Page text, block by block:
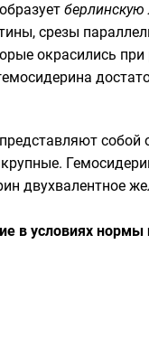
берлинскую
срезы
окрасились
двухвалентное
в условиях нормы